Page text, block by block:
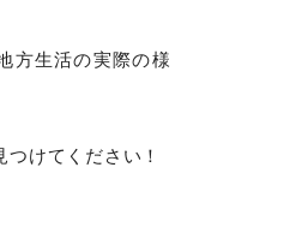
方生活の実際の様
けてください！